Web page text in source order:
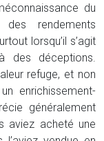
du
rendements
lorsqu’il s’agit
des déceptions.
refuge, et non
enrichissement-
généralement
aviez acheté une